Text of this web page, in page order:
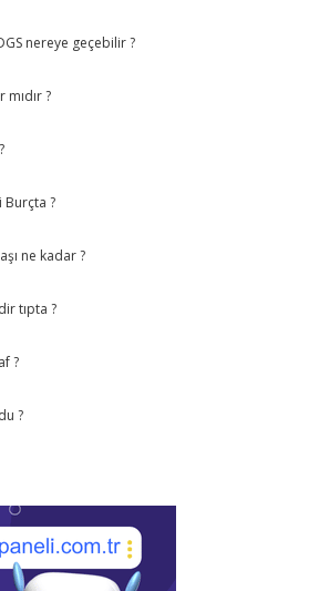
nereye geçebilir ?
mıdır ?
Burçta ?
ne kadar ?
tıpta ?
?
?